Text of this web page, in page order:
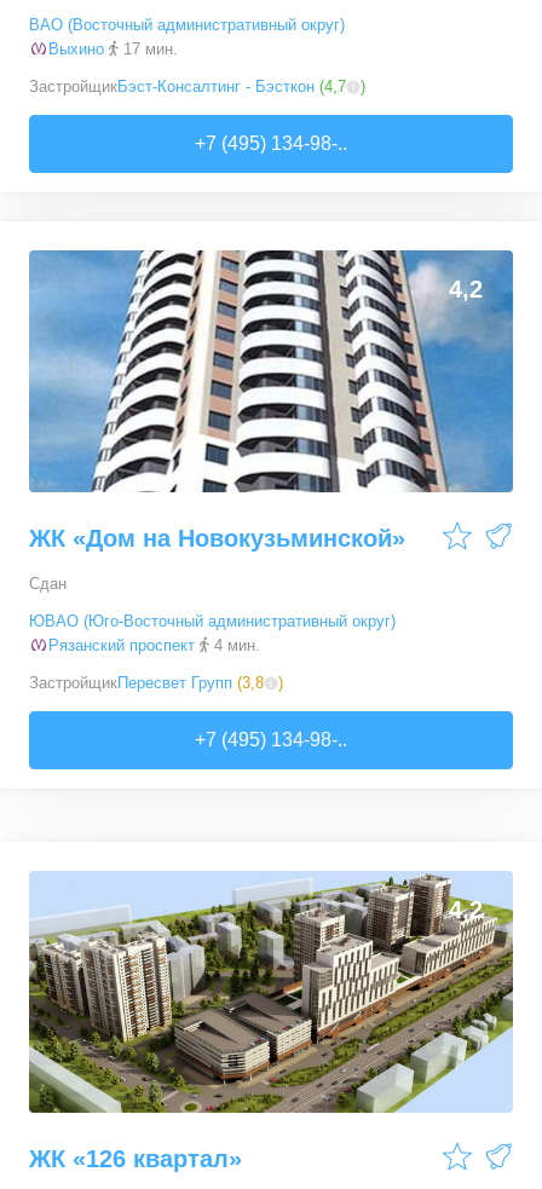
ВАО (Восточный административный округ)
Выхино
17 мин.
ЗастройщикБэст-Консалтинг - Бэсткон (4,7 )
+7 (495) 134-98-..
4,2
ЖК «Дом на Новокузьминской»
Сдан
ЮВАО (Юго-Восточный административный округ)
Рязанский проспект
4 мин.
ЗастройщикПересвет Групп (3,8 )
+7 (495) 134-98-..
4,2
ЖК «126 квартал»